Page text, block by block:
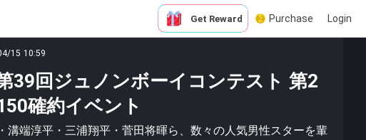
Get Reward Purchase Login
15 10:59
39回ジュノンボーイコンテスト 第2
確約イベント
溝端淳平・三浦翔平・菅田将暉ら、数々の人気男性スターを輩